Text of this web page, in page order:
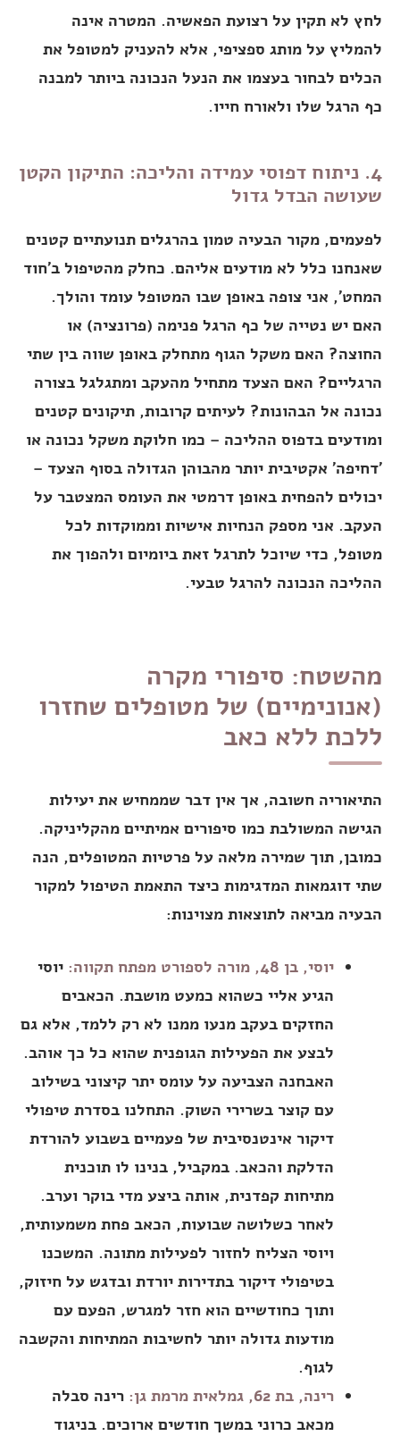
לחץ לא תקין על רצועת הפאשיה. המטרה אינה
להמליץ על מותג ספציפי, אלא להעניק למטופל את
הכלים לבחור בעצמו את הנעל הנכונה ביותר למבנה
כף הרגל שלו ולאורח חייו.
4. ניתוח דפוסי עמידה והליכה: התיקון הקטן
שעושה הבדל גדול
לפעמים, מקור הבעיה טמון בהרגלים תנועתיים קטנים
שאנחנו כלל לא מודעים אליהם. כחלק מהטיפול ב'חוד
המחט', אני צופה באופן שבו המטופל עומד והולך.
האם יש נטייה של כף הרגל פנימה (פרונציה) או
החוצה? האם משקל הגוף מתחלק באופן שווה בין שתי
הרגליים? האם הצעד מתחיל מהעקב ומתגלגל בצורה
נכונה אל הבהונות? לעיתים קרובות, תיקונים קטנים
ומודעים בדפוס ההליכה – כמו חלוקת משקל נכונה או
'דחיפה' אקטיבית יותר מהבוהן הגדולה בסוף הצעד –
יכולים להפחית באופן דרמטי את העומס המצטבר על
העקב. אני מספק הנחיות אישיות וממוקדות לכל
מטופל, כדי שיוכל לתרגל זאת ביומיום ולהפוך את
ההליכה הנכונה להרגל טבעי.
מהשטח: סיפורי מקרה
(אנונימיים) של מטופלים שחזרו
ללכת ללא כאב
התיאוריה חשובה, אך אין דבר שממחיש את יעילות
הגישה המשולבת כמו סיפורים אמיתיים מהקליניקה.
כמובן, תוך שמירה מלאה על פרטיות המטופלים, הנה
שתי דוגמאות המדגימות כיצד התאמת הטיפול למקור
הבעיה מביאה לתוצאות מצוינות:
יוסי, בן 48, מורה לספורט מפתח תקווה:
יוסי
הגיע אליי כשהוא כמעט מושבת. הכאבים
החזקים בעקב מנעו ממנו לא רק ללמד, אלא גם
לבצע את הפעילות הגופנית שהוא כל כך אוהב.
האבחנה הצביעה על עומס יתר קיצוני בשילוב
עם קוצר בשרירי השוק. התחלנו בסדרת טיפולי
דיקור אינטנסיבית של פעמיים בשבוע להורדת
הדלקת והכאב. במקביל, בנינו לו תוכנית
מתיחות קפדנית, אותה ביצע מדי בוקר וערב.
לאחר כשלושה שבועות, הכאב פחת משמעותית,
ויוסי הצליח לחזור לפעילות מתונה. המשכנו
בטיפולי דיקור בתדירות יורדת ובדגש על חיזוק,
ותוך כחודשיים הוא חזר למגרש, הפעם עם
מודעות גדולה יותר לחשיבות המתיחות והקשבה
לגוף.
רינה, בת 62, גמלאית מרמת גן:
רינה סבלה
מכאב כרוני במשך חודשים ארוכים. בניגוד